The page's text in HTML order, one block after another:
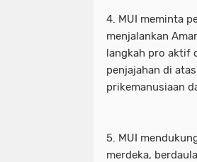
4. MUI meminta
menjalankan
langkah pro aktif
penjajahan di
prikemanusiaan
5. MUI
merdeka,